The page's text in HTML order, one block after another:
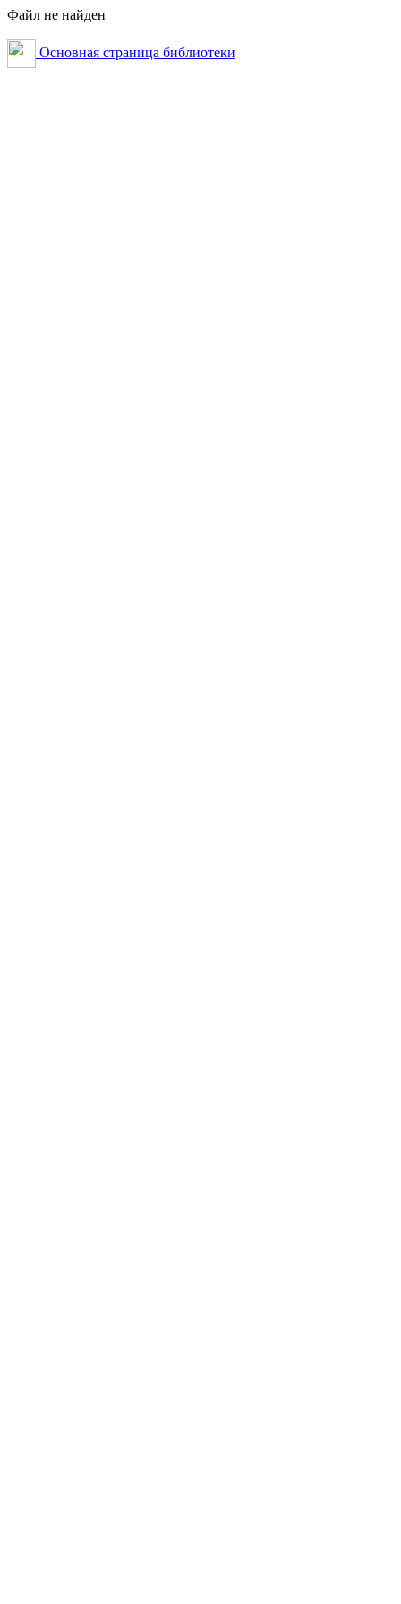
Файл не найден
Основная страница библиотеки